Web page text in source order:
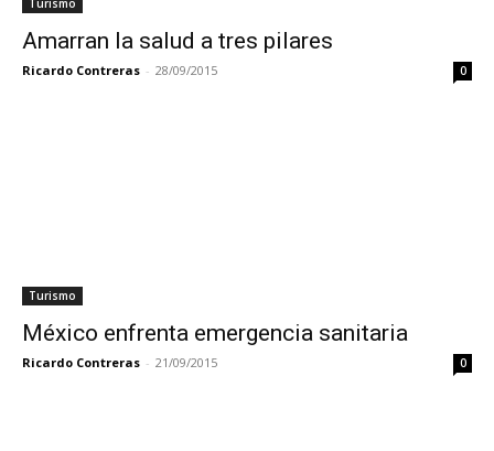
Turismo
Amarran la salud a tres pilares
Ricardo Contreras - 28/09/2015 0
Turismo
México enfrenta emergencia sanitaria
Ricardo Contreras - 21/09/2015 0